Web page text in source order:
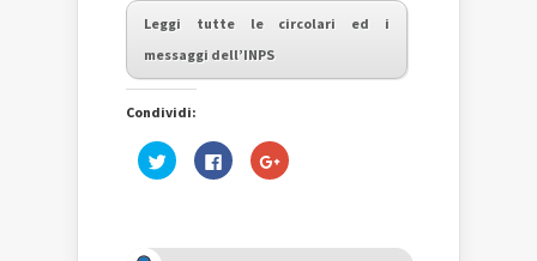
Leggi tutte le circolari ed i
messaggi dell’INPS
Condividi:
Fai
clic
Fai
clic
Fai
clic